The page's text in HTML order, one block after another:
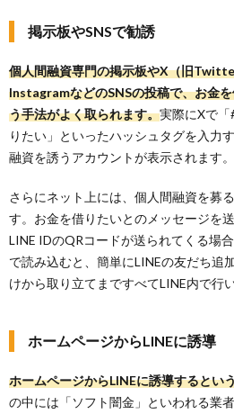
掲示板やSNSで勧誘
個人間融資専門の掲示板やX（旧
InstagramなどのSNSの投稿で、お金
う手法がよく取られます。実際にXで
りたい」といったハッシュタグを入力
融資を誘うアカウントが表示されます。
さらにネット上には、個人間融資を募
す。お金を借りたいとのメッセージを
LINE IDのQRコードが送られてくる場
で読み込むと、簡単にLINEの友だち追
けから取り立てまですべてLINE内で行い
ホームページからLINEに誘導
ホームページからLINEに誘導するとい
の中には「ソフト闇金」といわれる業